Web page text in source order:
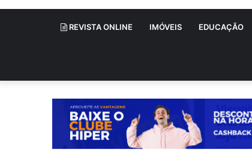
REVISTA ONLINE IMÓVEIS EDUCAÇÃO